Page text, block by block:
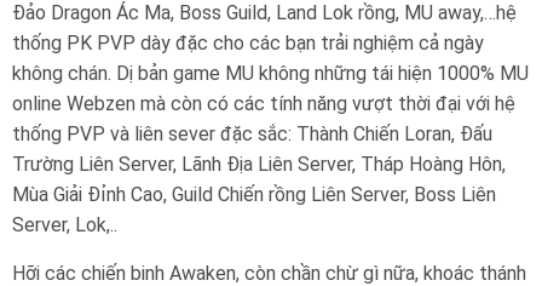
Đảo Dragon Ác Ma, Boss Guild, Land Lok rồng, MU away,…hệ
thống PK PVP dày đặc cho các bạn trải nghiệm cả ngày
không chán. Dị bản game MU không những tái hiện 1000% MU
online Webzen mà còn có các tính năng vượt thời đại với hệ
thống PVP và liên sever đặc sắc: Thành Chiến Loran, Đấu
Trường Liên Server, Lãnh Địa Liên Server, Tháp Hoàng Hôn,
Mùa Giải Đỉnh Cao, Guild Chiến rồng Liên Server, Boss Liên
Server, Lok,..
Hỡi các chiến binh Awaken, còn chần chừ gì nữa, khoác thánh